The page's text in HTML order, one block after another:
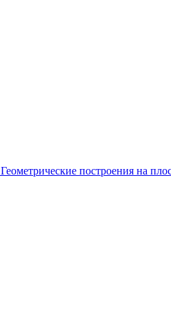
Геометрические построения на